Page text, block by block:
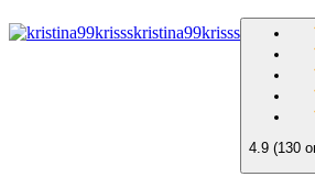
kristina99krisss
4.9 (130